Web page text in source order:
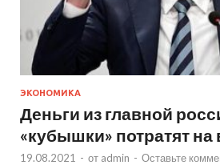
ЭКОНОМИКА
Деньги из главной
«кубышки» потратят
19.08.2021 - от admin - Оставьте